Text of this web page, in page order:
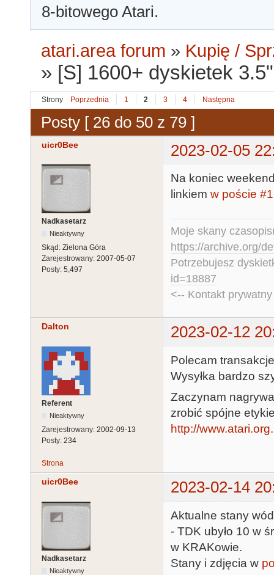
8-bitowego Atari.
atari.area forum » Kupię /
» [S] 1600+ dyskietek
Strony Poprzednia 1 2 3 4 Następna
Posty [ 26 do 50 z 79 ]
uicr0Bee 2023-02-05
Nadkasetarz
Nieaktywny
Skąd: Zielona Góra
Zarejestrowany: 2007-05-07
Posty: 5,497
Na koniec
linkiem w poście #1
Moje skany
https://archive.org/
Potrzebujesz
id=18887
<-- Kontakt
Dalton 2023-02-12
Referent
Nieaktywny
Zarejestrowany: 2002-09-13
Posty: 234
Polecam
Wysyłka bardzo
Zaczynam
zrobić spójne
http://
Strona
uicr0Bee 2023-02-14
Nadkasetarz
Nieaktywny
Aktualne stany
- TDK ubyło 10 w
w KRAKowie.
Stany i zdjęcia w